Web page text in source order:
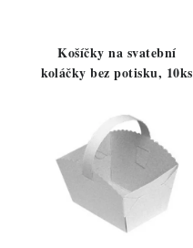
Košíčky na svatební
koláčky bez potisku, 10ks